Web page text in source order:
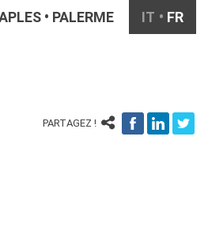
PALERME IT FR
PARTAGEZ !